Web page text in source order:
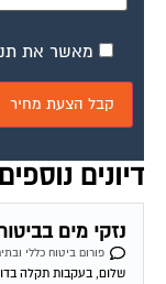
מאשר את
דיונים
נזקי מים
פורום ביטוח כללי
שלום, בעקבות תקלה